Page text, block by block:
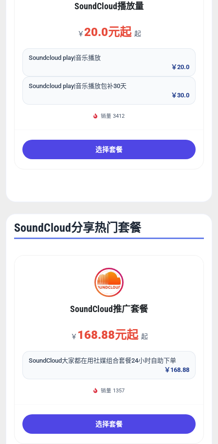
SoundCloud播放量
￥20.0元起 起
Soundcloud play|音乐播放
￥20.0
Soundcloud play|音乐播放包补30天
￥30.0
销量 3412
选择套餐
SoundCloud分享热门套餐
SoundCloud推广套餐
￥ 168.88元起 起
SoundCloud大家都在用社媒组合套餐24小时自助下单
￥168.88
销量 1357
选择套餐